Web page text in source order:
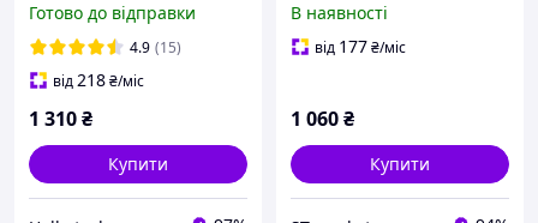
КРИШКОЮ 28 Х 7 СМ
EDENBERG EB-13078
Готово до відправки
4.9 (15)
від218₴/міс
1 310₴
Купити
В наявності
від 177₴/міс
1 060₴
Купити